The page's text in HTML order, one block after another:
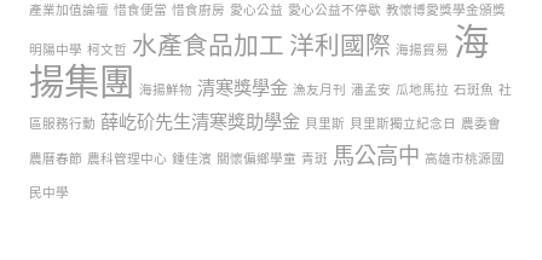
產業加值論壇 惜食便當 惜食廚房 愛心公益 愛心公益不停歇 教懷博愛獎學金頒獎
明陽中學 柯文哲 水產食品加工 洋利國際 海揚貿易 海
揚集團 海揚鮮物 清寒獎學金 漁友月刊 潘孟安 瓜地馬拉 石斑魚 社
區服務行動 薛屹砎先生清寒獎助學金 貝里斯 貝里斯獨立紀念日 農委會
農曆春節 農科管理中心 鍾佳濱 關懷偏鄉學童 青斑 馬公高中 高雄市桃源國
民中學